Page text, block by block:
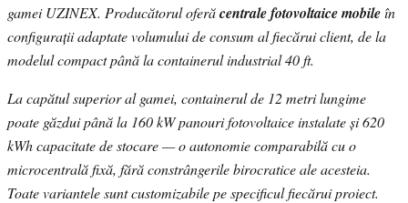
gamei UZINEX. Producătorul oferăcentrale fotovoltaice mobileîn
configurații adaptate volumului de consum al fiecărui client, de la
modelul compact până la containerul industrial 40 ft.
La capătul superior al gamei, containerul de 12 metri lungime
poate găzdui până la 160 kW panouri fotovoltaice instalate și 620
kWh capacitate de stocare — o autonomie comparabilă cu o
microcentrală fixă, fără constrângerile birocratice ale acesteia.
Toate variantele sunt customizabile pe specificul fiecărui proiect.